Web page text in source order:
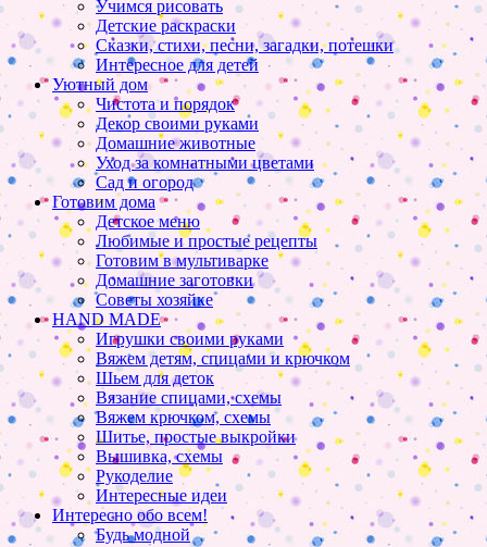
Учимся рисовать
Детские раскраски
Сказки, стихи, песни, загадки, потешки
Интересное для детей
Уютный дом
Чистота и порядок
Декор своими руками
Домашние животные
Уход за комнатными цветами
Сад и огород
Готовим дома
Детское меню
Любимые и простые рецепты
Готовим в мультиварке
Домашние заготовки
Советы хозяйке
HAND MADE
Игрушки своими руками
Вяжем детям, спицами и крючком
Шьем для деток
Вязание спицами, схемы
Вяжем крючком, схемы
Шитье, простые выкройки
Вышивка, схемы
Рукоделие
Интересные идеи
Интересно обо всем!
Будь модной